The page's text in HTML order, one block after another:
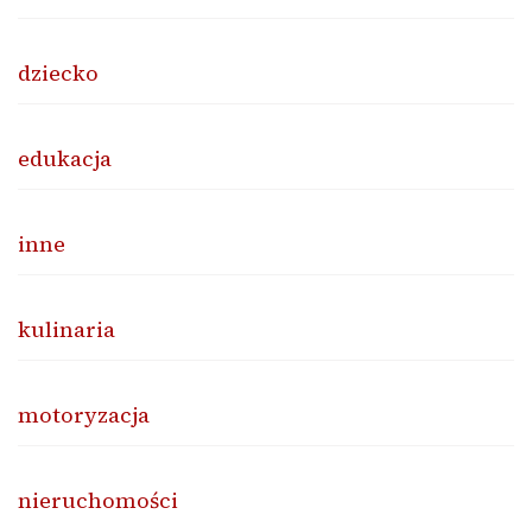
dziecko
edukacja
inne
kulinaria
motoryzacja
nieruchomości